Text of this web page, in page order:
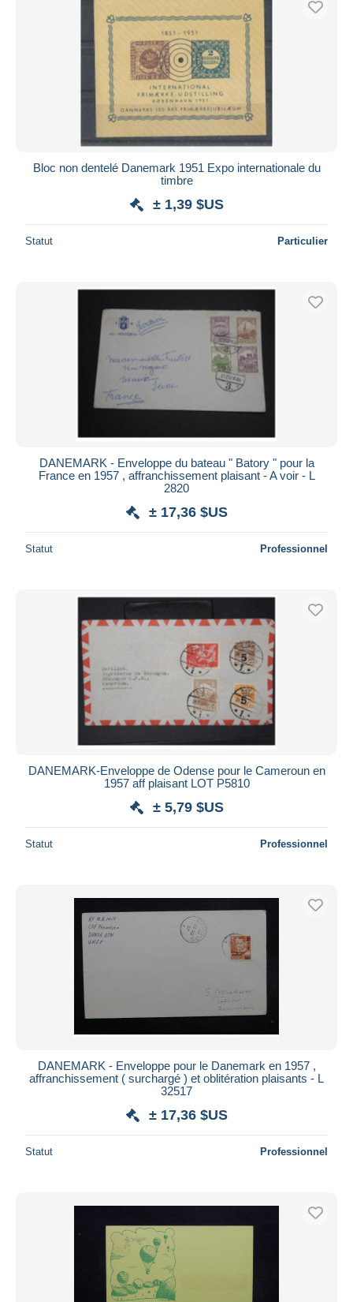
Bloc non dentelé Danemark 1951 Expo internationale du
timbre
± 1,39 $US
Statut Particulier
DANEMARK - Enveloppe du bateau " Batory " pour la
France en 1957 , affranchissement plaisant - A voir - L
2820
± 17,36 $US
Statut Professionnel
DANEMARK-Enveloppe de Odense pour le Cameroun en
1957 aff plaisant LOT P5810
± 5,79 $US
Statut Professionnel
DANEMARK - Enveloppe pour le Danemark en 1957 ,
affranchissement ( surchargé ) et oblitération plaisants - L
32517
± 17,36 $US
Statut Professionnel